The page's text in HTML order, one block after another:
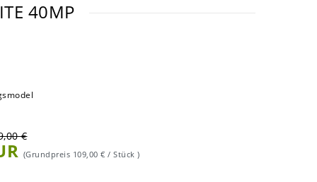
40MP
€
(Grundpreis 109,00 € / Stück )